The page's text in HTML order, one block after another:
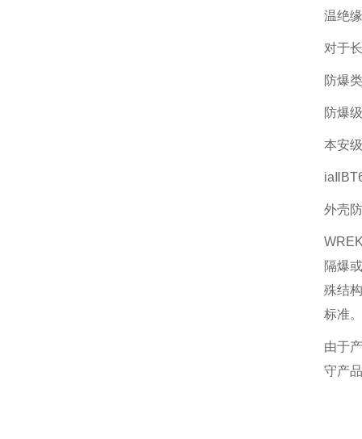
温绝
对于
防爆
防爆
本安
外壳
隔爆
殊结
标准
由于
守产